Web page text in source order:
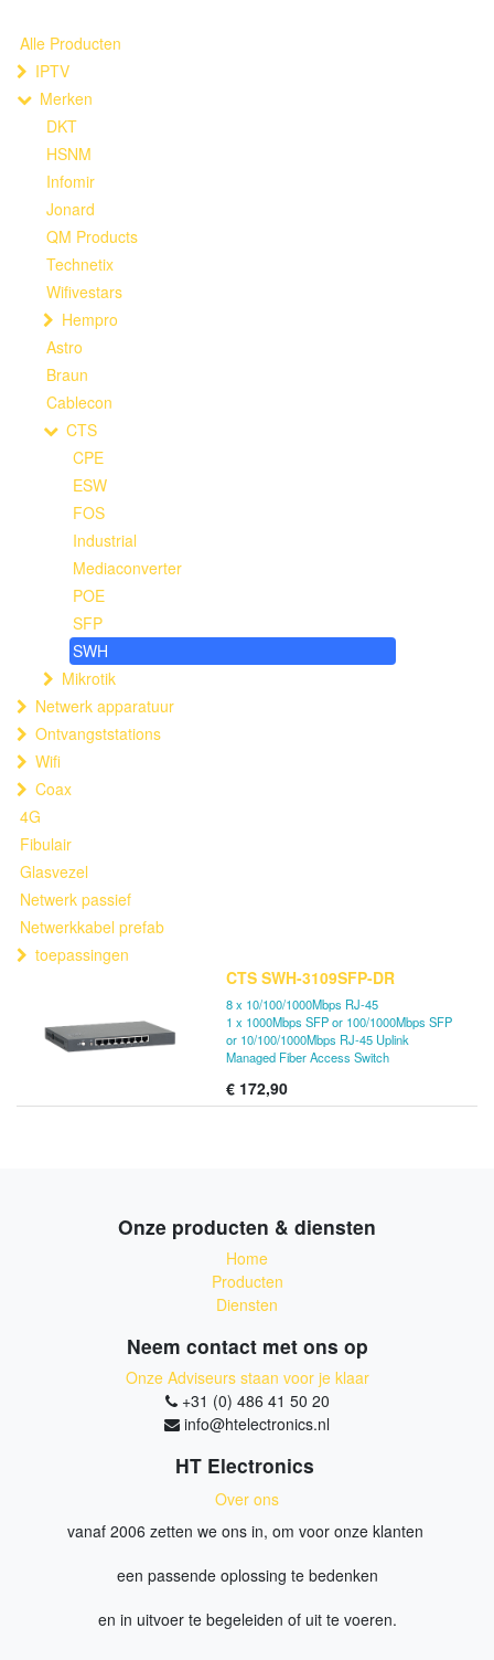
Alle Producten
IPTV
Merken
DKT
HSNM
Infomir
Jonard
QM Products
Technetix
Wifivestars
Hempro
Astro
Braun
Cablecon
CTS
CPE
ESW
FOS
Industrial
Mediaconverter
POE
SFP
SWH
Mikrotik
Netwerk apparatuur
Ontvangststations
Wifi
Coax
4G
Fibulair
Glasvezel
Netwerk passief
Netwerkkabel prefab
toepassingen
CTS SWH-3109SFP-DR
8 x 10/100/1000Mbps RJ-45
1 x 1000Mbps SFP or 100/1000Mbps SFP
or 10/100/1000Mbps RJ-45 Uplink
Managed Fiber Access Switch
€ 172,90
Onze producten & diensten
Home
Producten
Diensten
Neem contact met ons op
Onze Adviseurs staan voor je klaar
+31 (0) 486 41 50 20
info@htelectronics.nl
HT Electronics
Over ons
vanaf 2006 zetten we ons in, om voor onze klanten
een passende oplossing te bedenken
en in uitvoer te begeleiden of uit te voeren.